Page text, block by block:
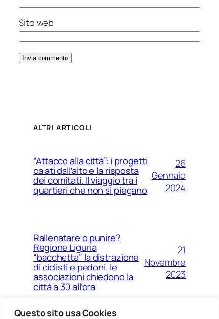
Questo sito usa Cookies
Sito web
ALTRI ARTICOLI
“Attacco alla città”: i progetti
calati dall’alto e la risposta
dei comitati. Il viaggio tra i
quartieri che non si piegano
26
Gennaio
2024
Rallenatare o punire?
Regione Liguria
“bacchetta” la distrazione
di ciclisti e pedoni, le
associazioni chiedono la
città a 30 all’ora
21
Novembre
2023